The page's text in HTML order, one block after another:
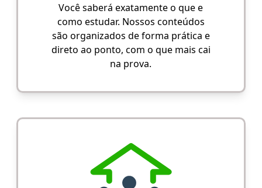
Você saberá exatamente o que e
como estudar. Nossos conteúdos
são organizados de forma prática e
direto ao ponto, com o que mais cai
na prova.